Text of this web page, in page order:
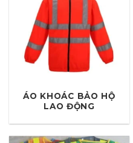
ÁO KHOÁC BẢO HỘ
LAO ĐỘNG